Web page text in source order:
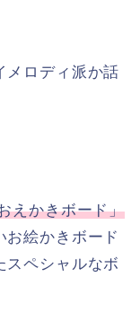
メロディ派か話
えかきボード」
お絵かきボード
スペシャルなボ